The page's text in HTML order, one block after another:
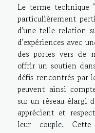
Le terme technique
particulièrement
d'une telle relation
d'expériences avec
des portes vers de
offrir un soutien
défis rencontrés par
peuvent ainsi
sur un réseau élargi
apprécient et
leur couple.